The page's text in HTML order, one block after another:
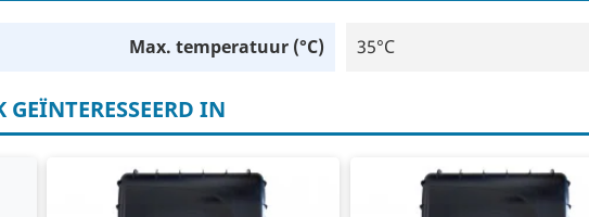
Max. temperatuur (°C) 35°C
IN